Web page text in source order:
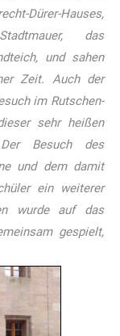
Dürer-Hauses,
das
und sahen
Zeit. Auch der
im Rutschen-
sehr heißen
Besuch des
und dem damit
ein weiterer
wurde auf das
gespielt,